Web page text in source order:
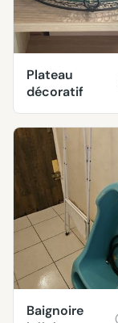
Plateau
décoratif
Baignoire